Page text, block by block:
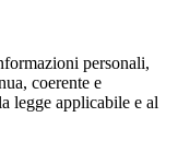
personali,
coerente e
legge applicabile e al